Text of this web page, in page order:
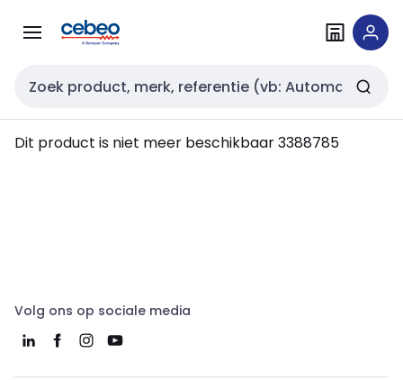
naar
naar
Zoekveld invoer
Dit product is niet meer beschikbaar3388785
Volg ons op sociale media